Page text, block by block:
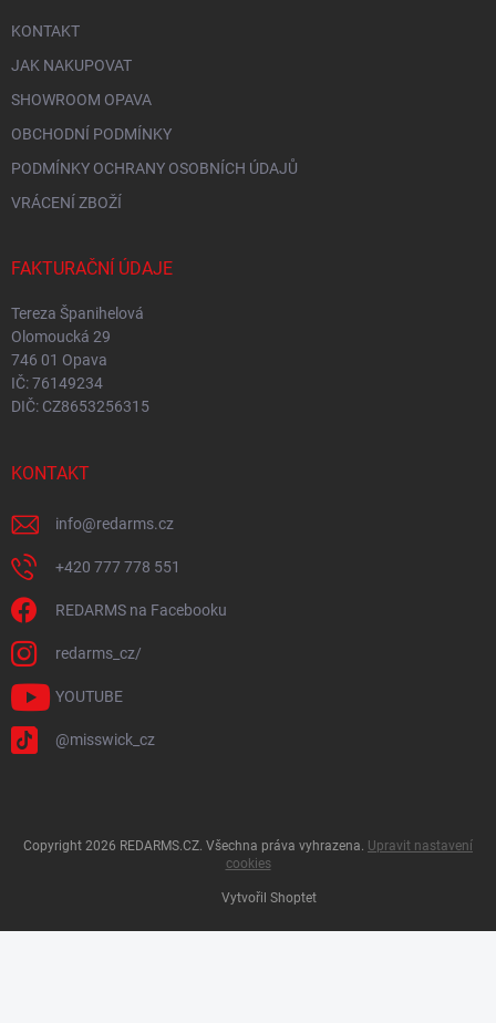
KONTAKT
JAK NAKUPOVAT
SHOWROOM OPAVA
OBCHODNÍ PODMÍNKY
PODMÍNKY OCHRANY OSOBNÍCH ÚDAJŮ
VRÁCENÍ ZBOŽÍ
FAKTURAČNÍ ÚDAJE
Tereza Španihelová
Olomoucká 29
746 01 Opava
IČ: 76149234
DIČ: CZ8653256315
KONTAKT
info@redarms.cz
+420 777 778 551
REDARMS na Facebooku
redarms_cz/
YOUTUBE
@misswick_cz
Vytvořil Shoptet
Copyright 2026 REDARMS.CZ. Všechna práva vyhrazena. Upravit nastavení
cookies